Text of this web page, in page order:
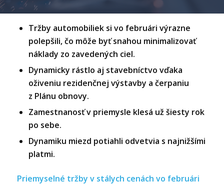
Tržby automobiliek si vo februári výrazne
polepšili, čo môže byť snahou minimalizovať
náklady zo zavedených ciel.
Dynamicky rástlo aj stavebníctvo vďaka
oživeniu rezidenčnej výstavby a čerpaniu
z Plánu obnovy.
Zamestnanosť v priemysle klesá už šiesty rok
po sebe.
Dynamiku miezd potiahli odvetvia s najnižšími
platmi.
Priemyselné tržby v stálych cenách vo februári